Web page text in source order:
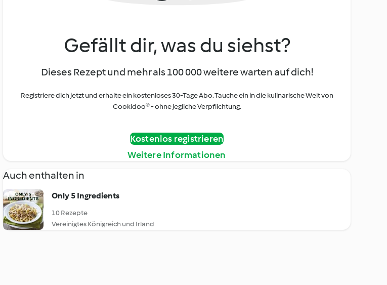
Gefällt dir, was du siehst?
Dieses Rezept und mehr als 100 000 weitere warten auf dich!
Registriere dich jetzt und erhalte ein kostenloses 30-Tage Abo. Tauche ein in die kulinarische Welt von
Cookidoo® - ohne jegliche Verpflichtung.
Kostenlos registrieren
Weitere Informationen
Auch enthalten in
Only 5 Ingredients
10 Rezepte
Vereinigtes Königreich und Irland